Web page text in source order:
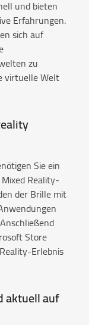
und bieten
Erfahrungen.
sich auf
zu
virtuelle Welt
Sie ein
Reality-
der Brille mit
Store
Erlebnis
aktuell auf